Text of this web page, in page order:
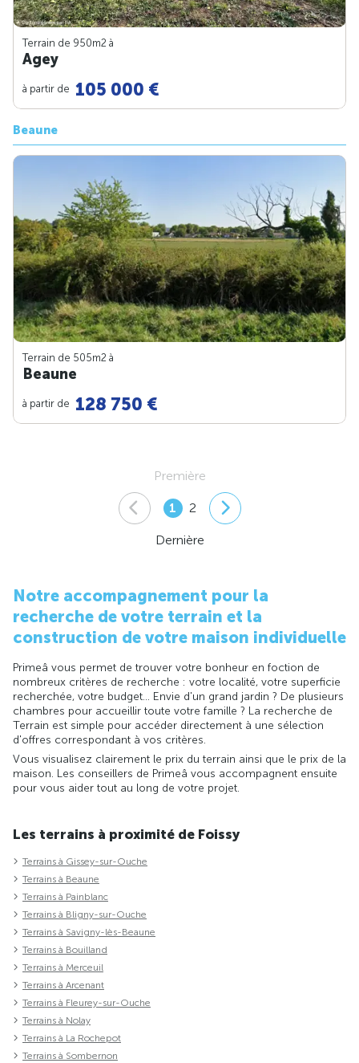
Terrain de 950m2 à
Agey
à partir de 105 000 €
Beaune
Terrain de 505m2 à
Beaune
à partir de 128 750 €
Première
1 2
Dernière
Notre accompagnement pour la
recherche de votre terrain et la
construction de votre maison individuelle
Primeâ vous permet de trouver votre bonheur en foction de
nombreux critères de recherche : votre localité, votre superficie
recherchée, votre budget... Envie d'un grand jardin ? De plusieurs
chambres pour accueillir toute votre famille ? La recherche de
Terrain est simple pour accéder directement à une sélection
d'offres correspondant à vos critères.
Vous visualisez clairement le prix du terrain ainsi que le prix de la
maison. Les conseillers de Primeâ vous accompagnent ensuite
pour vous aider tout au long de votre projet.
Les terrains à proximité de Foissy
Terrains à Gissey-sur-Ouche
Terrains à Beaune
Terrains à Painblanc
Terrains à Bligny-sur-Ouche
Terrains à Savigny-lès-Beaune
Terrains à Bouilland
Terrains à Merceuil
Terrains à Arcenant
Terrains à Fleurey-sur-Ouche
Terrains à Nolay
Terrains à La Rochepot
Terrains à Sombernon